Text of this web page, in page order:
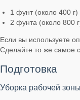
1 фунт (около 400
2 фунта (около 800
Если вы используете
Сделайте то же самое
Подготовка
Уборка рабочей зоны